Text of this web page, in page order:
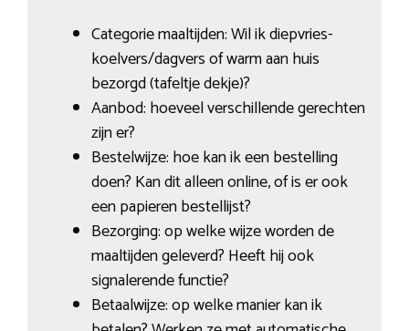
Categorie maaltijden: Wil ik diepvries-
koelvers/dagvers of warm aan huis
bezorgd (tafeltje dekje)?
Aanbod: hoeveel verschillende gerechten
zijn er?
Bestelwijze: hoe kan ik een bestelling
doen? Kan dit alleen online, of is er ook
een papieren bestellijst?
Bezorging: op welke wijze worden de
maaltijden geleverd? Heeft hij ook
signalerende functie?
Betaalwijze: op welke manier kan ik